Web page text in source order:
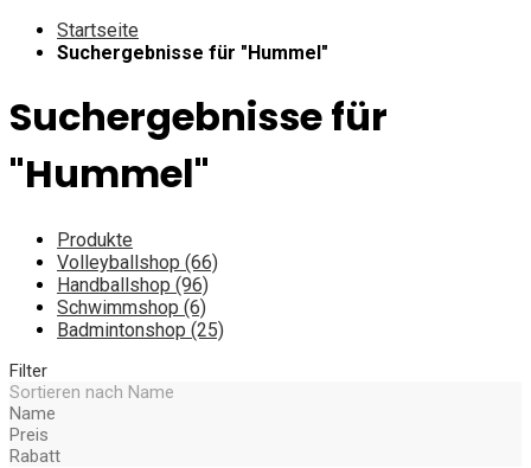
Startseite
Suchergebnisse für "Hummel"
Suchergebnisse für
"Hummel"
Produkte
Volleyballshop (66)
Handballshop (96)
Schwimmshop (6)
Badmintonshop (25)
Filter
Sortieren nach Name
Name
Preis
Rabatt